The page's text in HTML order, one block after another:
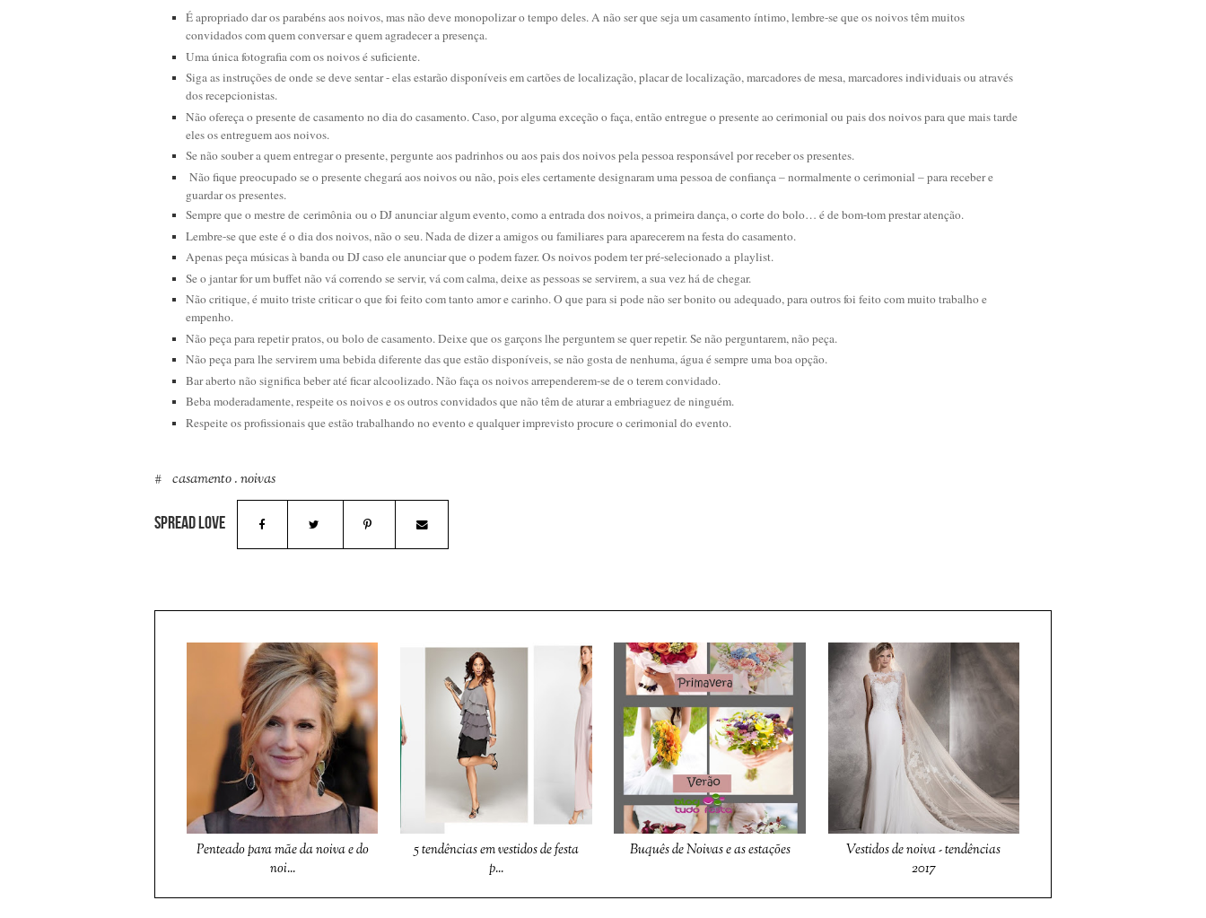
É apropriado dar os parabéns aos noivos, mas não deve monopolizar o tempo deles. A não ser que seja um casamento íntimo, lembre-se que os noivos têm muitos
convidados com quem conversar e quem agradecer a presença.
Uma única fotografia com os noivos é suficiente.
Siga as instruções de onde se deve sentar - elas estarão disponíveis em cartões de localização, placar de localização, marcadores de mesa, marcadores individuais ou através
dos recepcionistas.
Não ofereça o presente de casamento no dia do casamento. Caso, por alguma exceção o faça, então entregue o presente ao cerimonial ou pais dos noivos para que mais tarde
eles os entreguem aos noivos.
Se não souber a quem entregar o presente, pergunte aos padrinhos ou aos pais dos noivos pela pessoa responsável por receber os presentes.
Não fique preocupado se o presente chegará aos noivos ou não, pois eles certamente designaram uma pessoa de confiança – normalmente o cerimonial – para receber e
guardar os presentes.
Sempre que o mestre de cerimônia ou o DJ anunciar algum evento, como a entrada dos noivos, a primeira dança, o corte do bolo… é de bom-tom prestar atenção.
Lembre-se que este é o dia dos noivos, não o seu. Nada de dizer a amigos ou familiares para aparecerem na festa do casamento.
Apenas peça músicas à banda ou DJ caso ele anunciar que o podem fazer. Os noivos podem ter pré-selecionado a playlist.
Se o jantar for um buffet não vá correndo se servir, vá com calma, deixe as pessoas se servirem, a sua vez há de chegar.
Não critique, é muito triste criticar o que foi feito com tanto amor e carinho. O que para si pode não ser bonito ou adequado, para outros foi feito com muito trabalho e
empenho.
Não peça para repetir pratos, ou bolo de casamento. Deixe que os garçons lhe perguntem se quer repetir. Se não perguntarem, não peça.
Não peça para lhe servirem uma bebida diferente das que estão disponíveis, se não gosta de nenhuma, água é sempre uma boa opção.
Bar aberto não significa beber até ficar alcoolizado. Não faça os noivos arrependerem-se de o terem convidado.
Beba moderadamente, respeite os noivos e os outros convidados que não têm de aturar a embriaguez de ninguém.
Respeite os profissionais que estão trabalhando no evento e qualquer imprevisto procure o cerimonial do evento.
casamento.noivas
Penteado para mãe da noiva e do
noi...
5 tendências em vestidos de festa
p...
Buquês de Noivas e as estações
Vestidos de noiva - tendências
2017